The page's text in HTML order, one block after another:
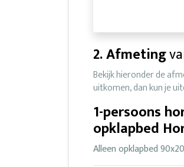
2. Afmeting
Bekijk hieronder de
uitkomen, dan kun je
1-persoons
opklapbed
Alleen opklapbed